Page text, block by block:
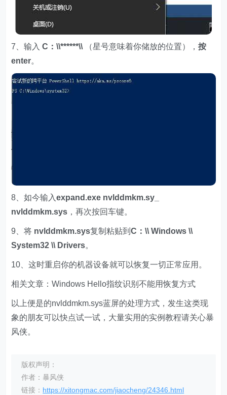
7、输入 C：\\******\\ （星号意味着你储放的位置），按
enter。
8、如今输入expand.exe nvlddmkm.sy_
nvlddmkm.sys ，再次按回车键。
9、将 nvlddmkm.sys复制粘贴到C：\\ Windows \\
System32 \\ Drivers。
10、这时重启你的机器设备就可以恢复一切正常应用。
相关文章：Windows Hello指纹识别不能用恢复方式
以上便是的nvlddmkm.sys蓝屏的处理方式，发生这类现
象的朋友可以快点试一试，大量实用的实例教程请关心暴
风侠。
版权声明：
作者：暴风侠
链接： https://xitongmac.com/jiaocheng/24346.html